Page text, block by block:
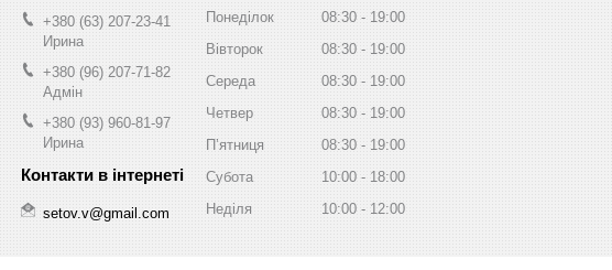
+380 (63) 207-23-41
Ирина
+380 (96) 207-71-82
Адмін
+380 (93) 960-81-97
Ирина
setov.v@gmail.com
Понеділок 08:30
19:00
Вівторок
08:30
19:00
Середа
08:30
19:00
Четвер
08:30
19:00
Пʼятниця
08:30
19:00
Субота
10:00
18:00
Неділя
10:00 12:00